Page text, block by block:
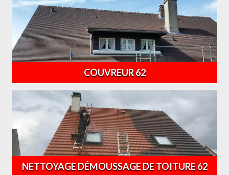
COUVREUR 62
NETTOYAGE DÉMOUSSAGE DE TOITURE 62